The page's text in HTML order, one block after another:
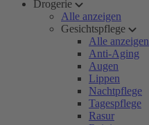
Drogerie
Alle anzeigen
Gesichtspflege
Alle anzeigen
Anti-Aging
Augen
Lippen
Nachtpflege
Tagespflege
Rasur